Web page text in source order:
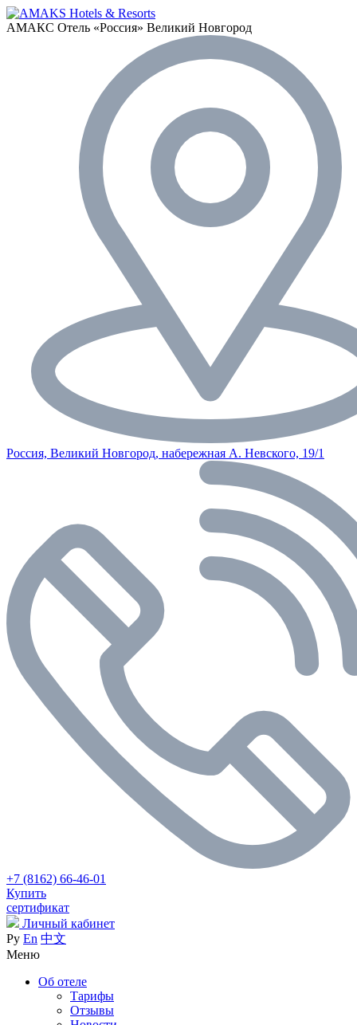
АМАКС Отель «‎Россия» Великий Новгород
Россия, Великий Новгород, набережная А. Невского, 19/1
+7 (8162) 66-46-01
Купить
сертификат
Личный кабинет
Ру En 中文
Меню
Об отеле
Тарифы
Отзывы